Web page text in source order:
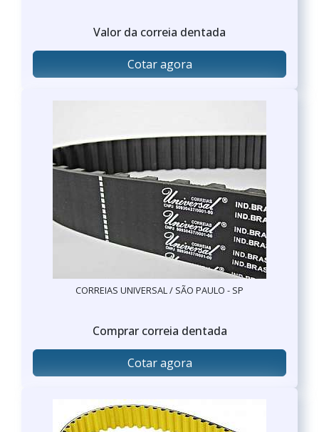
Valor da correia dentada
Cotar agora
CORREIAS UNIVERSAL / SÃO PAULO - SP
Comprar correia dentada
Cotar agora